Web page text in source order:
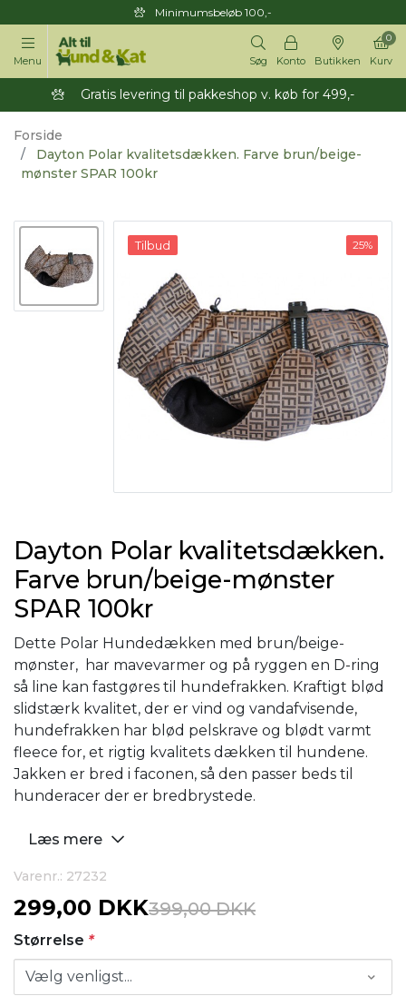
Minimumsbeløb 100,-
Menu Søg Konto Butikken Kurv
0
Gratis levering til pakkeshop v. køb for 499,-
Forside
Dayton Polar kvalitetsdækken. Farve brun/beige-
mønster SPAR 100kr
Tilbud 25%
Dayton Polar kvalitetsdækken.
Farve brun/beige-mønster
SPAR 100kr
Dette Polar Hundedækken med brun/beige-
mønster, har mavevarmer og på ryggen en D-ring
så line kan fastgøres til hundefrakken. Kraftigt blød
slidstærk kvalitet, der er vind og vandafvisende,
hundefrakken har blød pelskrave og blødt varmt
fleece for, et rigtig kvalitets dækken til hundene.
Jakken er bred i faconen, så den passer beds til
hunderacer der er bredbrystede.
Læs mere
Varenr.: 27232
299,00 DKK399,00 DKK
Størrelse *